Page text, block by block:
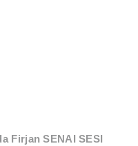
Firjan SENAI SESI